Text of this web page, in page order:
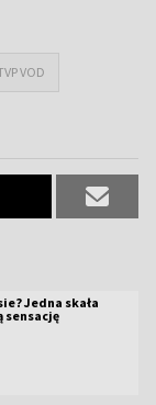
VOD
Jedna skała
sensację